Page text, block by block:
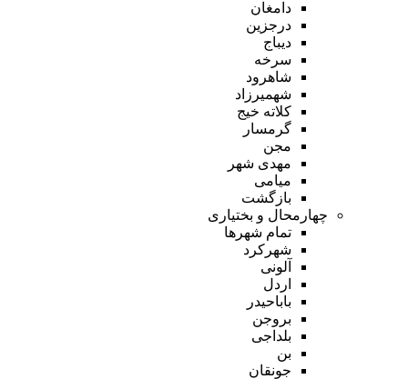
دامغان
درجزین
دیباج
سرخه
شاهرود
شهمیرزاد
کلاته خیج
گرمسار
مجن
مهدی شهر
میامی
بازگشت
چهارمحال و بختیاری
تمام شهر‌ها
شهرکرد
آلونی
اردل
باباحیدر
بروجن
بلداجی
بن
جونقان